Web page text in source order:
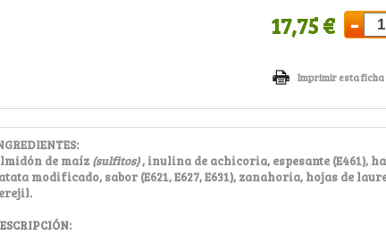
17,75 € -
Imprimir esta ficha
de maíz (sulfitos), inulina de achicoria, espesante (E461),
modificado, sabor (E621, E627, E631), zanahoria, hojas de